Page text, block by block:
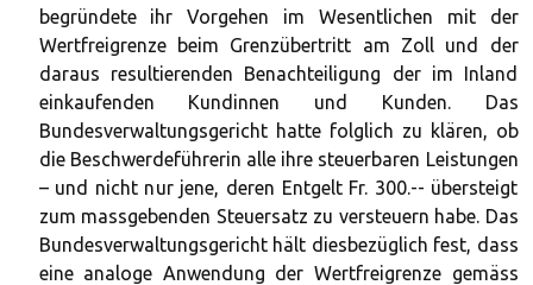
begründete ihr Vorgehen im Wesentlichen mit der
Wertfreigrenze beim Grenzübertritt am Zoll und der
daraus resultierenden Benachteiligung der im Inland
einkaufenden Kundinnen und Kunden. Das
Bundesverwaltungsgericht hatte folglich zu klären, ob
die Beschwerdeführerin alle ihre steuerbaren Leistungen
– und nicht nur jene, deren Entgelt Fr. 300.-- übersteigt
zum massgebenden Steuersatz zu versteuern habe. Das
Bundesverwaltungsgericht hält diesbezüglich fest, dass
eine analoge Anwendung der Wertfreigrenze gemäss